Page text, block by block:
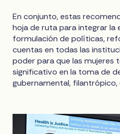
En conjunto, estas
hoja de ruta para integrar la
formulación de políticas,
cuentas en todas las
poder para que las mujeres
significativo en la toma de
gubernamental,